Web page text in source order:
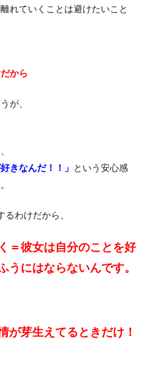
れていくことは避けたいこと
から
が、
きなんだ！！」 という安心感
わけだから、
＝彼女は自分のことを好
うにはならないんです。
が芽生えてるときだけ！